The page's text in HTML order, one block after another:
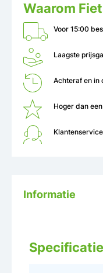
Waarom
Voor 15:00
Laagste
Achteraf en in
Hoger dan
Informatie